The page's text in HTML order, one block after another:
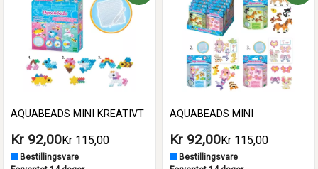
AQUABEADS MINI KREATIVT
SETT
Kr 92,00Kr 115,00
Bestillingsvare
AQUABEADS MINI
TEMASETT
Kr 92,00Kr 115,00
Bestillingsvare